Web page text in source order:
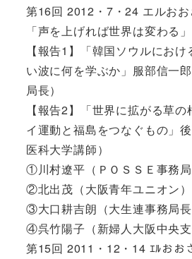
第16回 2012・7・24 エルお
「声を上げれば世界は変わる」
【報告1】「韓国ソウルにお
い波に何を学ぶか」服部信一
局長）
【報告2】「世界に拡がる草
イ運動と福島をつなぐもの」
医科大学講師）
①川村遼平（ＰＯＳＳＥ事務局
②北出茂（大阪青年ユニオン）
③大口耕吉朗（大生連事務局長
④呉竹陽子（新婦人大阪中央支
第15回 2011・12・14 ｴﾙおお